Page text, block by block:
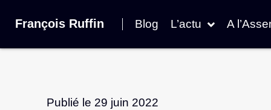
François Ruffin Blog L’actu A
Publié le 29 juin 2022